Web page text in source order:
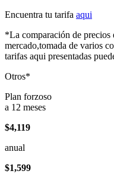
Encuentra tu tarifa aqui
*La comparación de precios
mercado,tomada de varios
tarifas aqui presentadas
Otros*
Plan forzoso
a 12 meses
$4,119
anual
$1,599